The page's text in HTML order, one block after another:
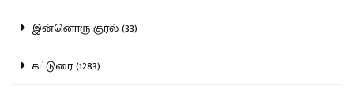
இன்னொரு குரல் (33)
கட்டுரை (1283)